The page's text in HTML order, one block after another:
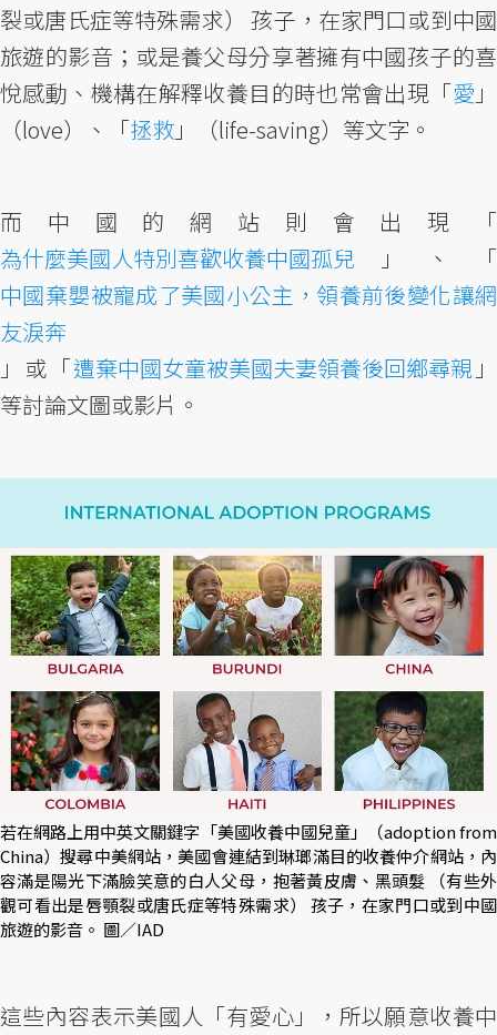
裂或唐氏症等特殊需求） 孩子，在家門口或到中國
旅遊的影音；或是養父母分享著擁有中國孩子的喜
悅感動、機構在解釋收養目的時也常會出現「愛 」
（love）、「拯救 」（life-saving）等文字。
而中國的網站則會出現「
為什麼美國人特別喜歡收養中國孤兒 」、「
中國棄嬰被寵成了美國小公主，領養前後變化讓網
友淚奔
」或「遭棄中國女童被美國夫妻領養後回鄉尋親 」
等討論文圖或影片。
若在網路上用中英文關鍵字「美國收養中國兒童」（adoption from
China）搜尋中美網站，美國會連結到琳瑯滿目的收養仲介網站，內
容滿是陽光下滿臉笑意的白人父母，抱著黃皮膚、黑頭髮 （有些外
觀可看出是唇顎裂或唐氏症等特殊需求） 孩子，在家門口或到中國
旅遊的影音。 圖／IAD
這些內容表示美國人「有愛心」，所以願意收養中